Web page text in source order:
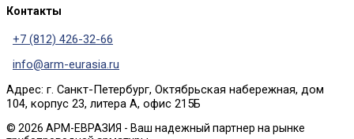
Контакты
+7 (812) 426-32-66
info@arm-eurasia.ru
Адрес: г. Санкт-Петербург, Октябрьская набережная, дом
104, корпус 23, литера А, офис 215Б
© 2026 АРМ-ЕВРАЗИЯ - Ваш надежный партнер на рынке